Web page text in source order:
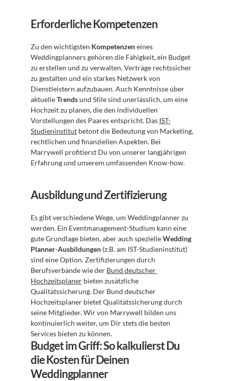
Erforderliche Kompetenzen
Zu den wichtigsten Kompetenzen eines
Weddingplanners gehören die Fähigkeit, ein Budget
zu erstellen und zu verwalten, Verträge rechtssicher
zu gestalten und ein starkes Netzwerk von
Dienstleistern aufzubauen. Auch Kenntnisse über
aktuelle Trends und Stile sind unerlässlich, um eine
Hochzeit zu planen, die den individuellen
Vorstellungen des Paares entspricht. Das IST-
Studieninstitut betont die Bedeutung von Marketing,
rechtlichen und finanziellen Aspekten. Bei
Marrywell profitierst Du von unserer langjährigen
Erfahrung und unserem umfassenden Know-how.
Ausbildung und Zertifizierung
Es gibt verschiedene Wege, um Weddingplanner zu
werden. Ein Eventmanagement-Studium kann eine
gute Grundlage bieten, aber auch spezielle Wedding
Planner-Ausbildungen (z.B. am IST-Studieninstitut)
sind eine Option. Zertifizierungen durch
Berufsverbände wie der Bund deutscher
Hochzeitsplaner bieten zusätzliche
Qualitätssicherung. Der Bund deutscher
Hochzeitsplaner bietet Qualitätssicherung durch
seine Mitglieder. Wir von Marrywell bilden uns
kontinuierlich weiter, um Dir stets die besten
Services bieten zu können.
Budget im Griff: So kalkulierst Du
die Kosten für Deinen
Weddingplanner